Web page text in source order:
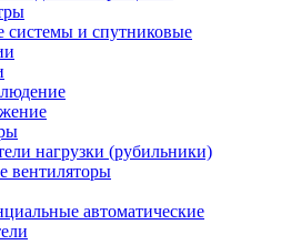
системы и спутниковые
нагрузки (рубильники)
вентиляторы
автоматические